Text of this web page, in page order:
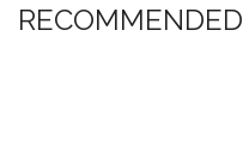
RECOMMENDED